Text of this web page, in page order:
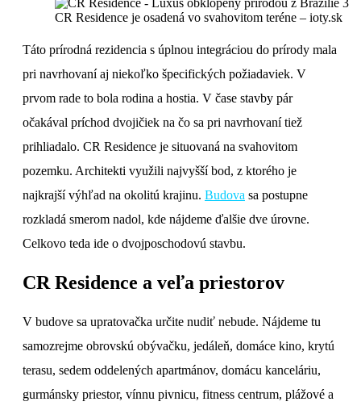
CR Residence je osadená vo svahovitom teréne – ioty.sk
Táto prírodná rezidencia s úplnou integráciou do prírody mala
pri navrhovaní aj niekoľko špecifických požiadaviek. V
prvom rade to bola rodina a hostia. V čase stavby pár
očakával príchod dvojičiek na čo sa pri navrhovaní tiež
prihliadalo. CR Residence je situovaná na svahovitom
pozemku. Architekti využili najvyšší bod, z ktorého je
najkrajší výhľad na okolitú krajinu. Budova sa postupne
rozkladá smerom nadol, kde nájdeme ďalšie dve úrovne.
Celkovo teda ide o dvojposchodovú stavbu.
CR Residence a veľa priestorov
V budove sa upratovačka určite nudiť nebude. Nájdeme tu
samozrejme obrovskú obývačku, jedáleň, domáce kino, krytú
terasu, sedem oddelených apartmánov, domácu kanceláriu,
gurmánsky priestor, vínnu pivnicu, fitness centrum, plážové a